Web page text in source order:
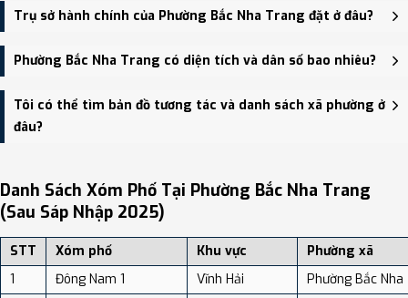
Phường Bắc Nha Trang được thành lập trên cơ sở sáp nhập
Phường Vĩnh Hòa, Phường Vĩnh Hải, Phường Vĩnh Phước, Phường
Vĩnh Thọ, Xã Vĩnh Lương, Xã Vĩnh Phương.
Trụ sở hành chính của Phường Bắc Nha Trang đặt ở đâu?
Trụ sở hành chính mới của Phường Bắc Nha Trang đặt tại UBND
phường Vĩnh Phước - số 422 đường 2 Tháng 4 - trung tâm khu vực
thuận tiện giao thông.
Phường Bắc Nha Trang có diện tích và dân số bao nhiêu?
Phường Bắc Nha Trang có Diện tích: 97.00 km², Dân số: 128,239
người, Mật độ dân số: Khoảng 1,322.05 người/km²
Tôi có thể tìm bản đồ tương tác và danh sách xã phường ở
đâu?
địa điểm tại: VReview.vn - Nền tảng review địa điểm, dịch vụ và du
lịch uy tín tại Việt Nam.
Danh Sách Xóm Phố Tại Phường Bắc Nha Trang
(sau Sáp Nhập 2025)
STT Xóm phố Khu vực
Phường xã
1
Đông Nam 1 Vĩnh Hải
Phường Bắc